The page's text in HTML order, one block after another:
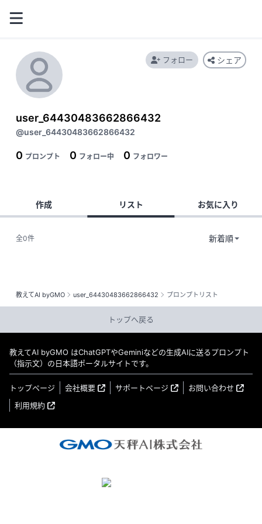
教えてAI byGMO user_64430483662866432 プロンプトリスト
user_64430483662866432
@user_64430483662866432
0 プロンプト 0 フォロー中 0 フォロワー
フォロー シェア
作成 リスト お気に入り
全0件
トップへ戻る
教えてAI byGMO はChatGPTやGeminiなどの生成AIに送るプロンプト
（指示文）の日本語ポータルサイトです。
トップページ 会社概要 サポートページ
お問い合わせ
利用規約